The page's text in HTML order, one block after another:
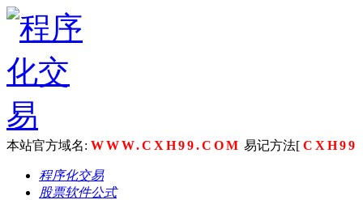
本站官方域名: WWW.CXH99.COM 易记方法[ CXH99
程序化交易
股票软件公式